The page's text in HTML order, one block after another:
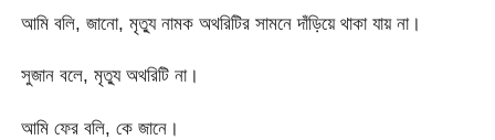
আমি বলি, জানো, মৃত্যু নামক অথরিটির সামনে দাঁড়িয়ে থাকা যায় না।
সুজান বলে, মৃত্যু অথরিটি না।
আমি ফের বলি, কে জানে।